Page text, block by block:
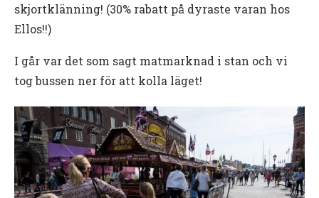
skjortklänning! (30% rabatt på dyraste varan hos
Ellos!!)
I går var det som sagt matmarknad i stan och vi
tog bussen ner för att kolla läget!